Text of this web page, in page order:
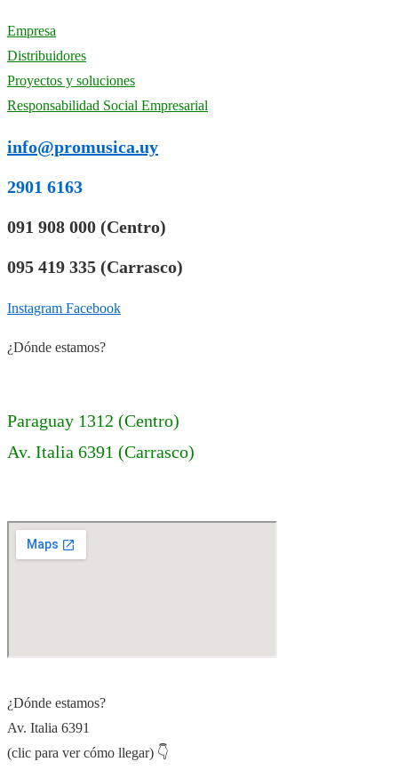
Empresa
Distribuidores
Proyectos y soluciones
Responsabilidad Social Empresarial
info@promusica.uy
2901 6163
091 908 000 (Centro)
095 419 335 (Carrasco)
Instagram Facebook
¿Dónde estamos?
Paraguay 1312 (Centro)
Av. Italia 6391 (Carrasco)
¿Dónde estamos?
Av. Italia 6391
(clic para ver cómo llegar) 👇